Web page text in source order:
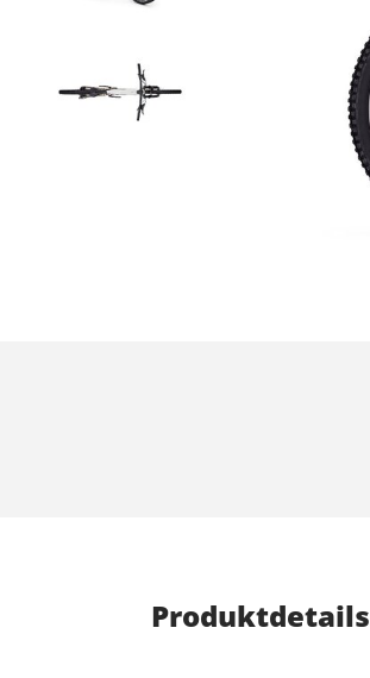
Produktdetails